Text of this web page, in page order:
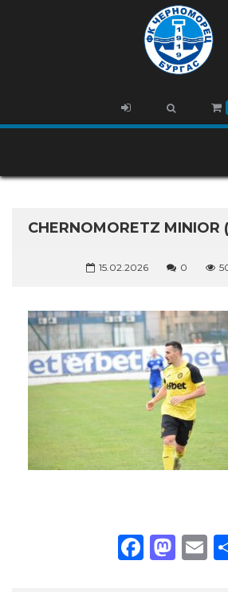
CHERNOMORETZ MINIOR
15.02.2026 0